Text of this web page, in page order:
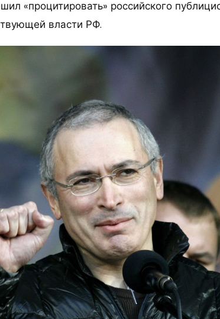
«процитировать» российского
власти РФ.